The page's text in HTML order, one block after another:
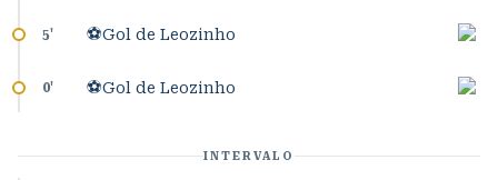
5' ⚽Gol de Leozinho
0' ⚽Gol de Leozinho
INTERVALO